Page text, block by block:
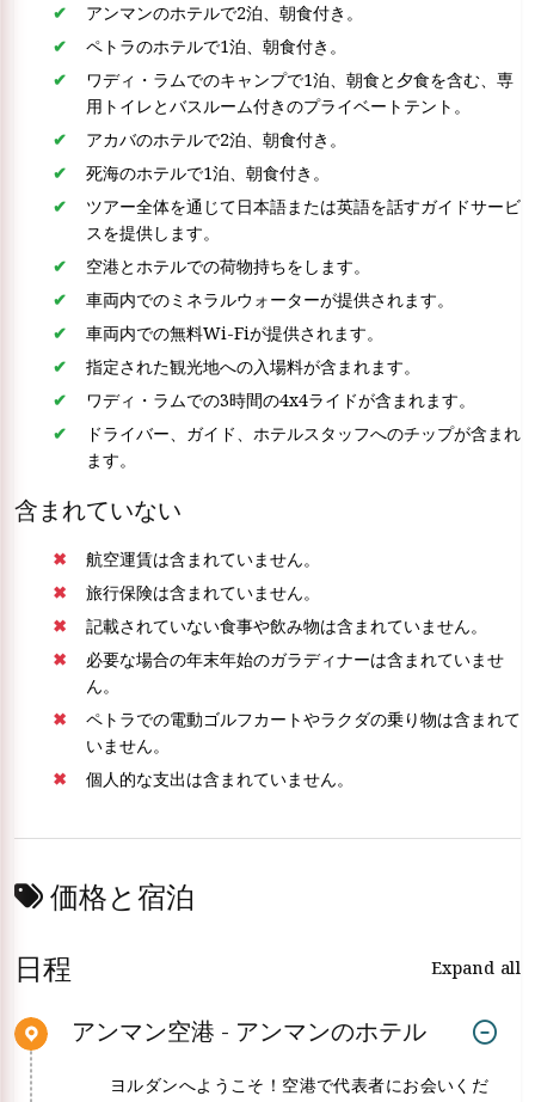
アンマンのホテルで2泊、朝食付き。
ペトラのホテルで1泊、朝食付き。
ワディ・ラムでのキャンプで1泊、朝食と夕食を含む、専
用トイレとバスルーム付きのプライベートテント。
アカバのホテルで2泊、朝食付き。
死海のホテルで1泊、朝食付き。
ツアー全体を通じて日本語または英語を話すガイドサービ
スを提供します。
空港とホテルでの荷物持ちをします。
車両内でのミネラルウォーターが提供されます。
車両内での無料Wi-Fiが提供されます。
指定された観光地への入場料が含まれます。
ワディ・ラムでの3時間の4x4ライドが含まれます。
ドライバー、ガイド、ホテルスタッフへのチップが含まれ
ます。
含まれていない
航空運賃は含まれていません。
旅行保険は含まれていません。
記載されていない食事や飲み物は含まれていません。
必要な場合の年末年始のガラディナーは含まれていませ
ん。
ペトラでの電動ゴルフカートやラクダの乗り物は含まれて
いません。
個人的な支出は含まれていません。
価格と宿泊
日程
Expand all
アンマン空港 - アンマンのホテル
ヨルダンへようこそ！空港で代表者にお会いくだ